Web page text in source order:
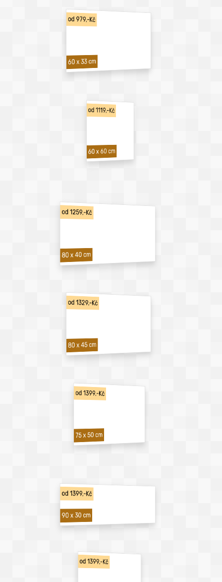
od 979,-Kč
60 x 33 cm
od 1119,-Kč
60 x 60 cm
od 1259,-Kč
80 x 40 cm
od 1329,-Kč
80 x 45 cm
od 1399,-Kč
75 x 50 cm
od 1399,-Kč
90 x 30 cm
od 1399,-Kč